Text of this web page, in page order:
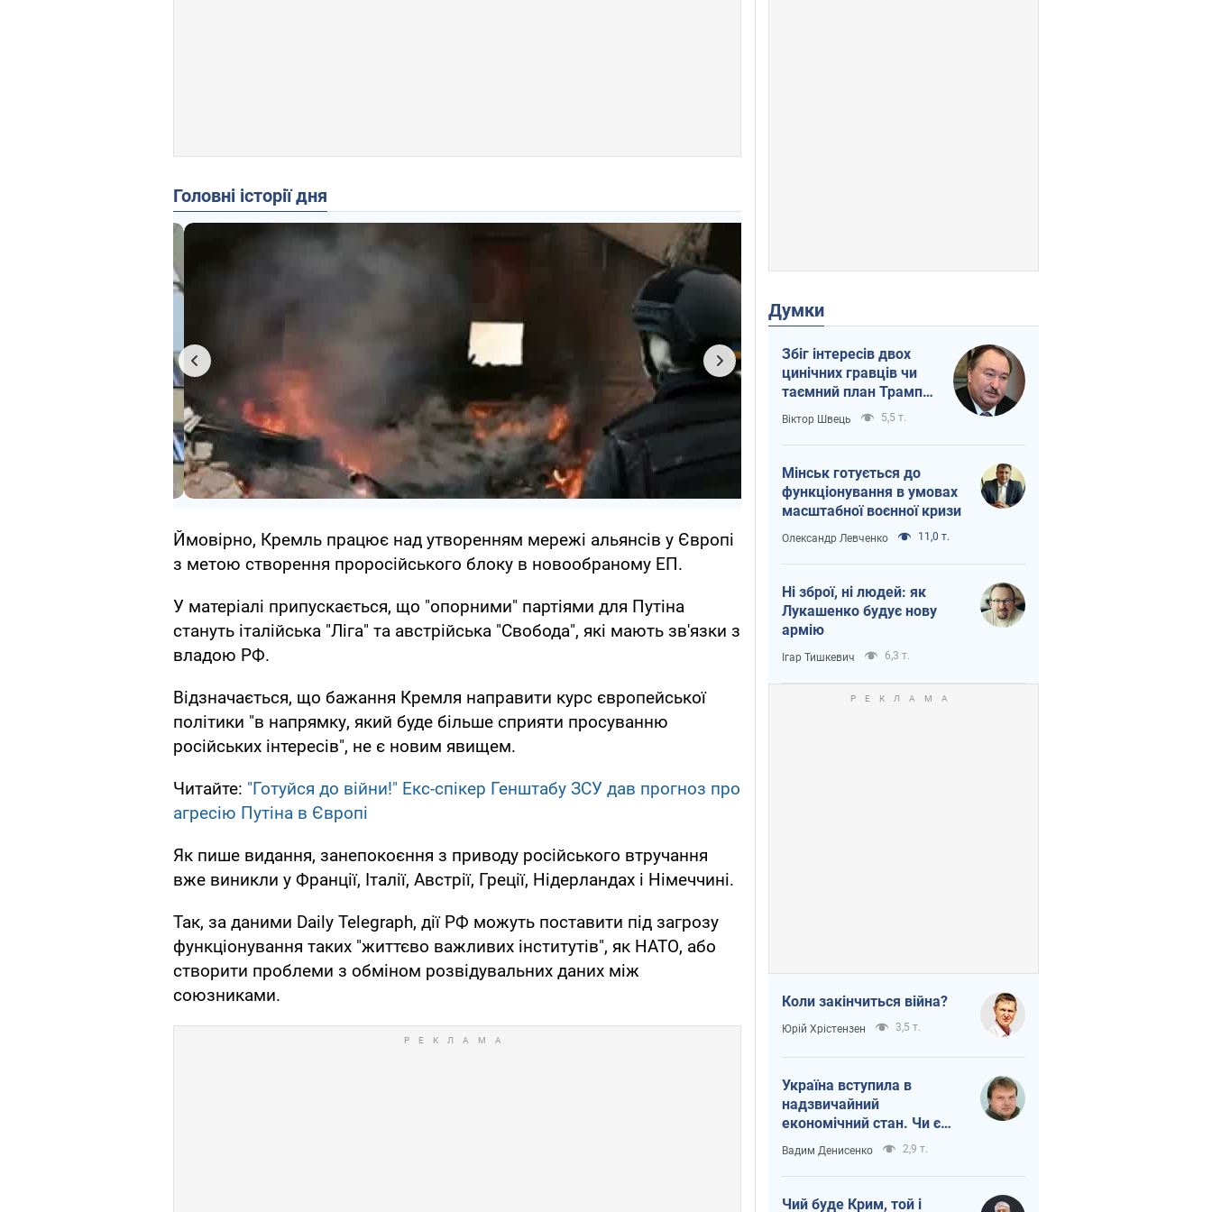
Головні історії дня
Ймовірно, Кремль працює над утворенням мережі альянсів у Європі
з метою створення проросійського блоку в новообраному ЕП.
У матеріалі припускається, що "опорними" партіями для Путіна
стануть італійська "Ліга" та австрійська "Свобода", які мають зв'язки з
владою РФ.
Відзначається, що бажання Кремля направити курс європейської
політики "в напрямку, який буде більше сприяти просуванню
російських інтересів", не є новим явищем.
Читайте: "Готуйся до війни!" Екс-спікер Генштабу ЗСУ дав прогноз про
агресію Путіна в Європі
Як пише видання, занепокоєння з приводу російського втручання
вже виникли у Франції, Італії, Австрії, Греції, Нідерландах і Німеччині.
Так, за даними Daily Telegraph, дії РФ можуть поставити під загрозу
функціонування таких "життєво важливих інститутів", як НАТО, або
створити проблеми з обміном розвідувальних даних між
союзниками.
Думки
Збіг інтересів двох
цинічних гравців чи
таємний план Трампа
і Путіна?
Віктор Швець 5,5 т.
Мінськ готується до
функціонування в умовах
масштабної воєнної кризи
Олександр Левченко 11,0 т.
Ні зброї, ні людей: як
Лукашенко будує нову
армію
Ігар Тишкевич 6,3 т.
Коли закінчиться війна?
Юрій Хрістензен 3,5 т.
Україна вступила в
надзвичайний
економічний стан. Чи є
світло вкінці тунелю?
Вадим Денисенко 2,9 т.
Чий буде Крим, той і